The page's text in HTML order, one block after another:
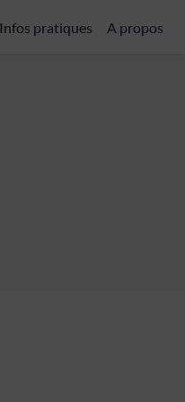
Infos pratiques A propos